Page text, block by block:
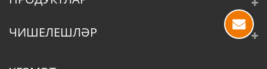
ЧИШЕЛЕШЛӘР